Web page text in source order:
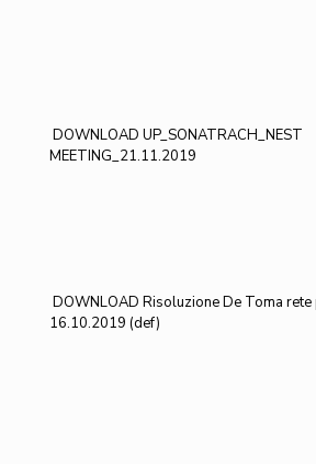
DOWNLOAD UP_SONATRACH_NEST
MEETING_21.11.2019
DOWNLOAD Risoluzione De Toma rete
16.10.2019 (def)